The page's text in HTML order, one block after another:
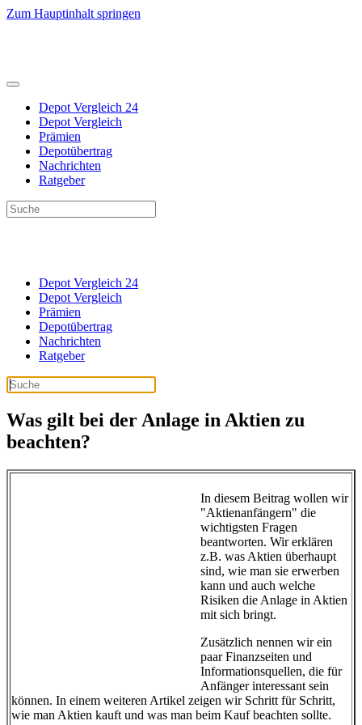
Zum Hauptinhalt springen
Depot Vergleich 24
Depot Vergleich
Prämien
Depotübertrag
Nachrichten
Ratgeber
Depot Vergleich 24
Depot Vergleich
Prämien
Depotübertrag
Nachrichten
Ratgeber
Was gilt bei der Anlage in Aktien zu
beachten?
In diesem Beitrag wollen wir
"Aktienanfängern" die
wichtigsten Fragen
beantworten. Wir erklären
z.B. was Aktien überhaupt
sind, wie man sie erwerben
kann und auch welche
Risiken die Anlage in Aktien
mit sich bringt.
Zusätzlich nennen wir ein
paar Finanzseiten und
Informationsquellen, die für
Anfänger interessant sein
können. In einem weiteren Artikel zeigen wir Schritt für Schritt,
wie man Aktien kauft und was man beim Kauf beachten sollte.